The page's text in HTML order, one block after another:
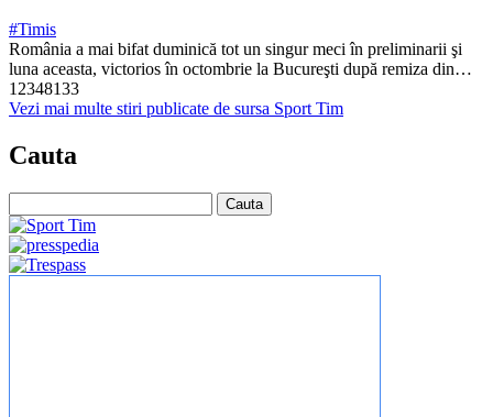
#Timis
România a mai bifat duminică tot un singur meci în preliminarii şi
luna aceasta, victorios în octombrie la Bucureşti după remiza din…
12348133
Vezi mai multe stiri publicate de sursa Sport Tim
Cauta